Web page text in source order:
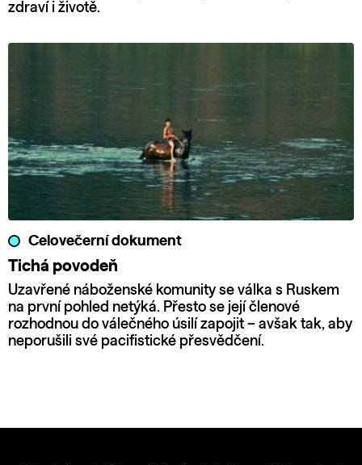
zdraví i životě.
Celovečerní dokument
Tichá povodeň
Uzavřené náboženské komunity se válka s Ruskem
na první pohled netýká. Přesto se její členové
rozhodnou do válečného úsilí zapojit – avšak tak, aby
neporušili své pacifistické přesvědčení.